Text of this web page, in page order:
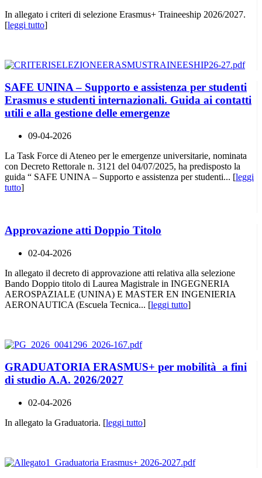
In allegato i criteri di selezione Erasmus+ Traineeship 2026/2027.
[leggi tutto]
SAFE UNINA – Supporto e assistenza per studenti
Erasmus e studenti internazionali. Guida ai contatti
utili e alla gestione delle emergenze
09-04-2026
La Task Force di Ateneo per le emergenze universitarie, nominata
con Decreto Rettorale n. 3121 del 04/07/2025, ha predisposto la
guida “ SAFE UNINA – Supporto e assistenza per studenti... [leggi
tutto]
Approvazione atti Doppio Titolo
02-04-2026
In allegato il decreto di approvazione atti relativa alla selezione
Bando Doppio titolo di Laurea Magistrale in INGEGNERIA
AEROSPAZIALE (UNINA) E MASTER EN INGENIERIA
AERONAUTICA (Escuela Tecnica... [leggi tutto]
GRADUATORIA ERASMUS+ per mobilità a fini
di studio A.A. 2026/2027
02-04-2026
In allegato la Graduatoria. [leggi tutto]